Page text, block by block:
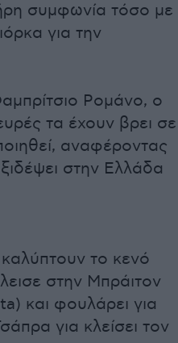
συμφωνία τόσο με
για την
Ρομάνο, ο
τα έχουν βρει σε
αναφέροντας
στην Ελλάδα
το κενό
στην Μπράιτον
και φουλάρει για
για κλείσει τον